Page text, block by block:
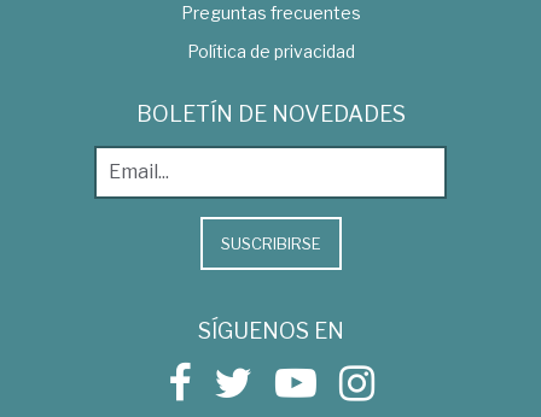
Preguntas frecuentes
Política de privacidad
BOLETÍN DE NOVEDADES
SUSCRIBIRSE
SÍGUENOS EN